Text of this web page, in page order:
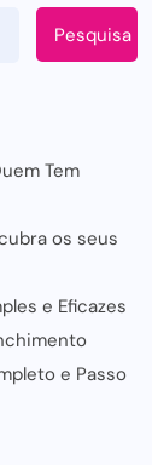
Pesquisa
Tem
os seus
e Eficazes
e Passo